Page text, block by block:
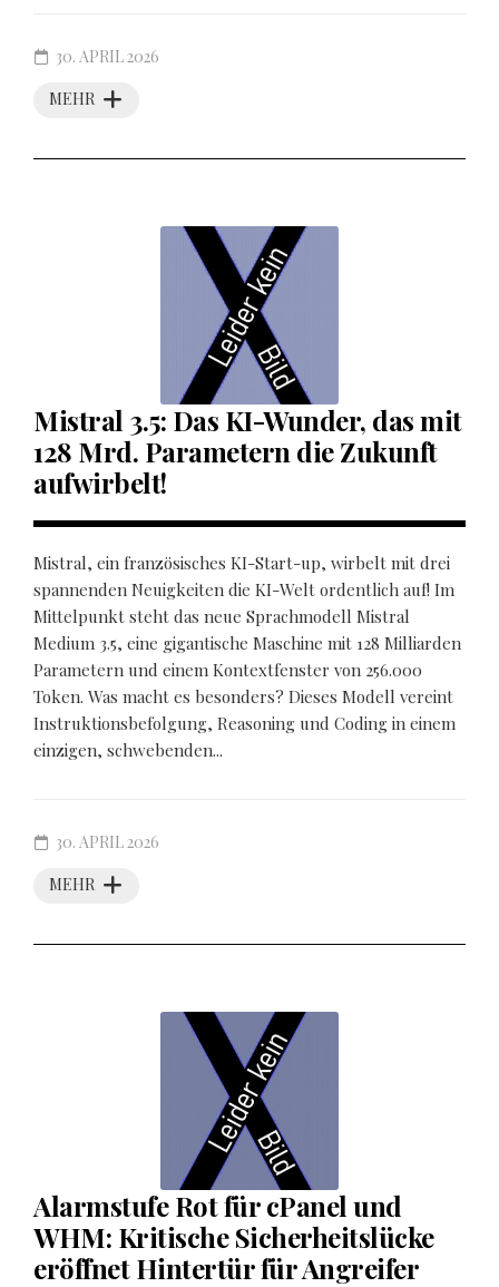
MEHR
30. APRIL 2026
Mistral 3.5: Das KI-Wunder, das mit
128 Mrd. Parametern die Zukunft
aufwirbelt!
Mistral, ein französisches KI-Start-up, wirbelt mit drei
spannenden Neuigkeiten die KI-Welt ordentlich auf! Im
Mittelpunkt steht das neue Sprachmodell Mistral
Medium 3.5, eine gigantische Maschine mit 128 Milliarden
Parametern und einem Kontextfenster von 256.000
Token. Was macht es besonders? Dieses Modell vereint
Instruktionsbefolgung, Reasoning und Coding in einem
einzigen, schwebenden...
MEHR
30. APRIL 2026
Alarmstufe Rot für cPanel und
WHM: Kritische Sicherheitslücke
eröffnet Hintertür für Angreifer